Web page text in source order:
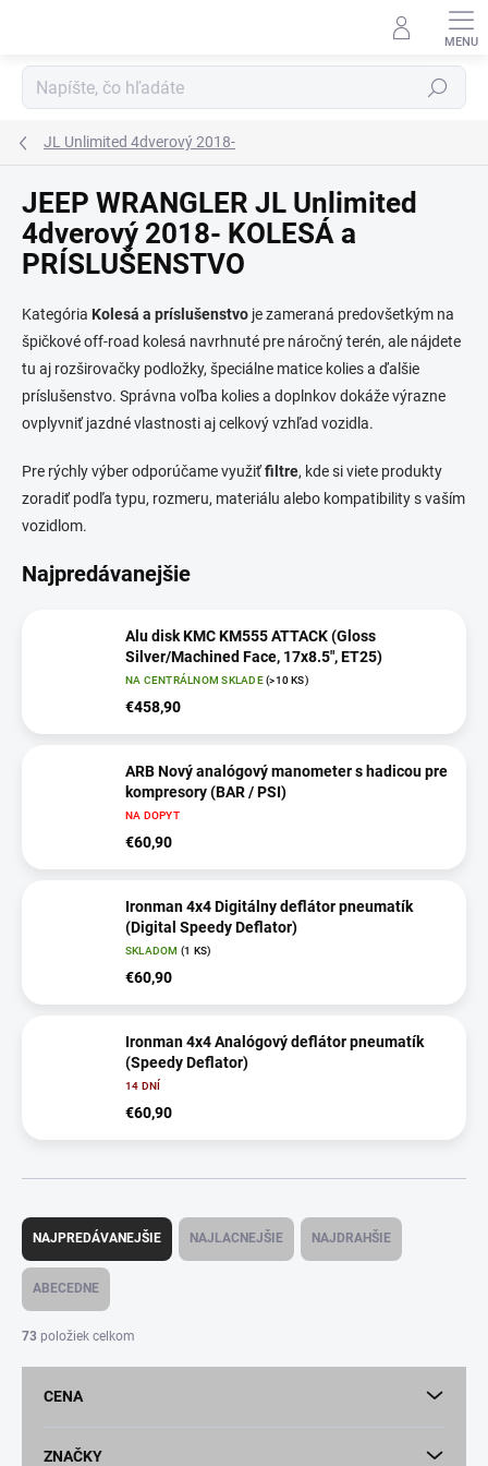
Hľadať
JL Unlimited 4dverový 2018-
JEEP WRANGLER JL Unlimited
4dverový 2018- KOLESÁ a
PRÍSLUŠENSTVO
Kategória Kolesá a príslušenstvo je zameraná predovšetkým na
špičkové off-road kolesá navrhnuté pre náročný terén, ale nájdete
tu aj rozširovačky podložky, špeciálne matice kolies a ďalšie
príslušenstvo. Správna voľba kolies a doplnkov dokáže výrazne
ovplyvniť jazdné vlastnosti aj celkový vzhľad vozidla.
Pre rýchly výber odporúčame využiťfiltre, kde si viete produkty
zoradiť podľa typu, rozmeru, materiálu alebo kompatibility s vaším
vozidlom.
Najpredávanejšie
Alu disk KMC KM555 ATTACK (Gloss
Silver/Machined Face, 17x8.5", ET25)
NA CENTRÁLNOM SKLADE(>10 KS)
€458,90
ARB Nový analógový manometer s hadicou pre
kompresory (BAR / PSI)
NA DOPYT
€60,90
Ironman 4x4 Digitálny deflátor pneumatík
(Digital Speedy Deflator)
SKLADOM (1 KS)
€60,90
Ironman 4x4 Analógový deflátor pneumatík
(Speedy Deflator)
14 DNÍ
€60,90
R
d
n
i
NAJPREDÁVANEJŠIE NAJLACNEJŠIE NAJDRAHŠIE
ABECEDNE
73 položiek celkom
CENA
ZNAČKY